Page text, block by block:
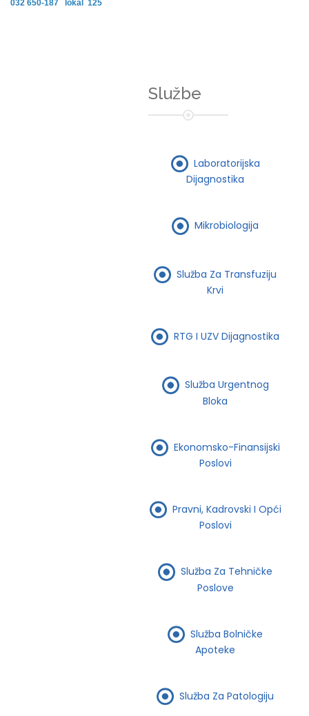
032 650-187 lokal 125
Službe
Laboratorijska
Dijagnostika
Mikrobiologija
Služba Za Transfuziju
Krvi
RTG I UZV Dijagnostika
Služba Urgentnog
Bloka
Ekonomsko-Finansijski
Poslovi
Pravni, Kadrovski I Opći
Poslovi
Služba Za Tehničke
Poslove
Služba Bolničke
Apoteke
Služba Za Patologiju